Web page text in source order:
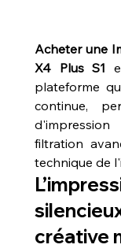
Acheter une
X4 Plus S1
plateforme
continue,
d'impression
filtration
technique de
créative